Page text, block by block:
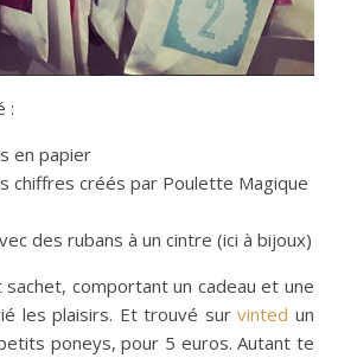
:
en papier
chiffres créés par Poulette Magique
des rubans à un cintre (ici à bijoux)
comportant un cadeau et une
les plaisirs. Et trouvé survinted un
poneys, pour 5 euros. Autant te